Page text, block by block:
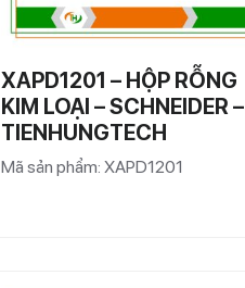
XAPD1201 – HỘP RỖNG
KIM LOẠI – SCHNEIDER –
TIENHUNGTECH
Mã sản phẩm: XAPD1201